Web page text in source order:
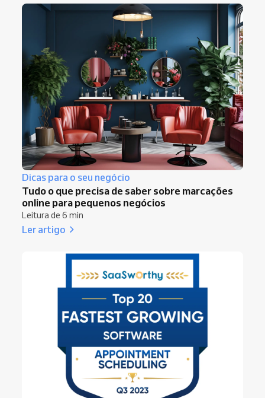
Dicas para o seu negócio
Tudo o que precisa de saber sobre marcações
online para pequenos negócios
Leitura de 6 min
Ler artigo